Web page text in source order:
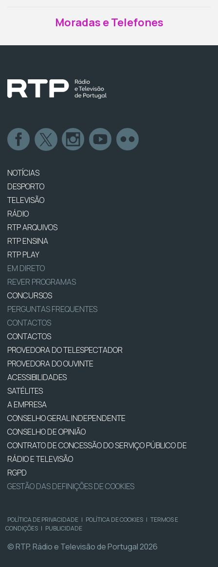
Moradas e Telefones
NOTÍCIAS
DESPORTO
TELEVISÃO
RÁDIO
RTP ARQUIVOS
RTP ENSINA
RTP PLAY
EM DIRETO
REVER PROGRAMAS
CONCURSOS
PERGUNTAS FREQUENTES
CONTACTOS
CONTACTOS
PROVEDORA DO TELESPECTADOR
PROVEDORA DO OUVINTE
ACESSIBILIDADES
SATÉLITES
A EMPRESA
CONSELHO GERAL INDEPENDENTE
CONSELHO DE OPINIÃO
CONTRATO DE CONCESSÃO DO SERVIÇO PÚBLICO DE
RÁDIO E TELEVISÃO
RGPD
GESTÃO DAS DEFINIÇÕES DE COOKIES
POLÍTICA DE PRIVACIDADE | POLÍTICA DE COOKIES | TERMOS E
CONDIÇÕES | PUBLICIDADE
© RTP, Rádio e Televisão de Portugal 2026